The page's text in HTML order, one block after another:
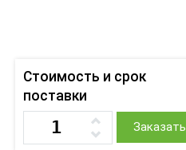
Стоимость и срок
поставки
Заказать